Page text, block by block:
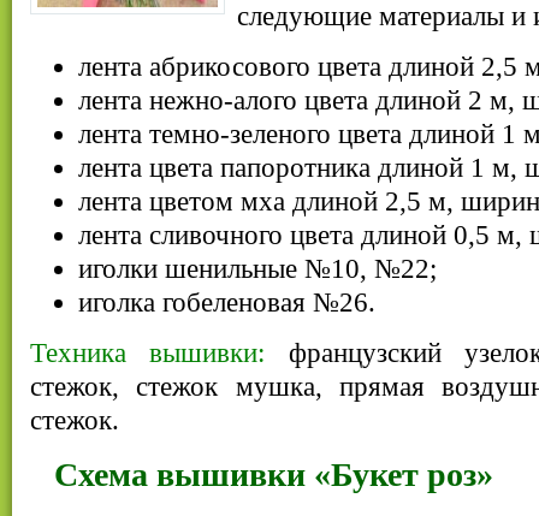
следующие материалы и
лента абрикосового цвета длиной
лента нежно-алого цвета длиной 2
лента темно-зеленого цвета длиной
лента цвета папоротника длиной 1
лента цветом мха длиной 2,5 м,
лента сливочного цвета длиной 0,5
иголки шенильные №10, №22;
иголка гобеленовая №26.
Техника вышивки: французский
стежок, стежок мушка, прямая
стежок.
Схема вышивки «Букет роз»